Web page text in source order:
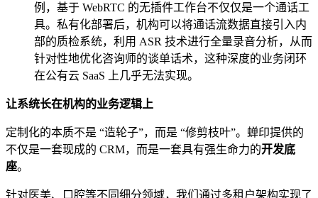
例，基于 WebRTC 的无插件工作台不仅仅是一个通话工
具。私有化部署后，机构可以将通话流数据直接引入内
部的质检系统，利用 ASR 技术进行全量录音分析，从而
针对性地优化咨询师的谈单话术，这种深度的业务闭环
在公有云 SaaS 上几乎无法实现。
让系统长在机构的业务逻辑上
定制化的本质不是 “造轮子”，而是 “修剪枝叶”。蝉印提供的
不仅是一套现成的 CRM，而是一套具有强生命力的开发底
座。
针对医美、口腔等不同细分领域，我们通过多租户架构实现了